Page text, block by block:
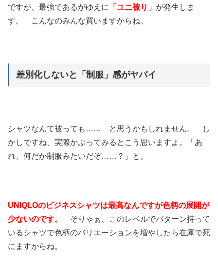
ですが、最強であるがゆえに 「ユニ被り」 が発生しま
す。 こんなのみんな買いますからね。
差別化しないと「制服」感がヤバイ
シャツなんて被っても…… と思うかもしれません。 し
かしですね、実際かぶってみるとこう思いますよ。「あ
れ、何だか制服みたいだぞ……？」と。
UNIQLOのビジネスシャツは最高なんですが色柄の展開が
少ないのです。
そりゃぁ、このレベルでパターン持って
いるシャツで色柄のバリエーションを増やしたら在庫で死
にますからね。